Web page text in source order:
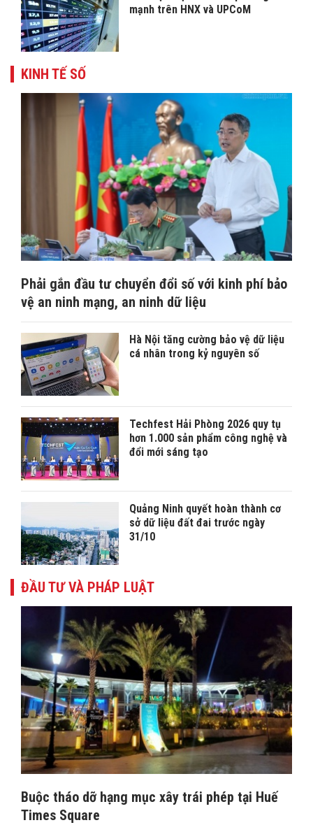
mạnh trên HNX và UPCoM
KINH TẾ SỐ
Phải gắn đầu tư chuyển đổi số với kinh phí bảo
vệ an ninh mạng, an ninh dữ liệu
Hà Nội tăng cường bảo vệ dữ liệu
cá nhân trong kỷ nguyên số
Techfest Hải Phòng 2026 quy tụ
hơn 1.000 sản phẩm công nghệ và
đổi mới sáng tạo
Quảng Ninh quyết hoàn thành cơ
sở dữ liệu đất đai trước ngày
31/10
ĐẦU TƯ VÀ PHÁP LUẬT
Buộc tháo dỡ hạng mục xây trái phép tại Huế
Times Square